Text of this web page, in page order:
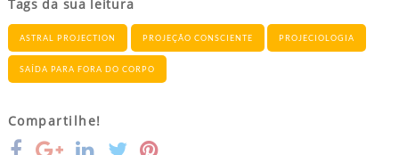
Tags da sua leitura
ASTRAL PROJECTION PROJEÇÃO CONSCIENTE PROJECIOLOGIA
SAÍDA PARA FORA DO CORPO
Compartilhe!